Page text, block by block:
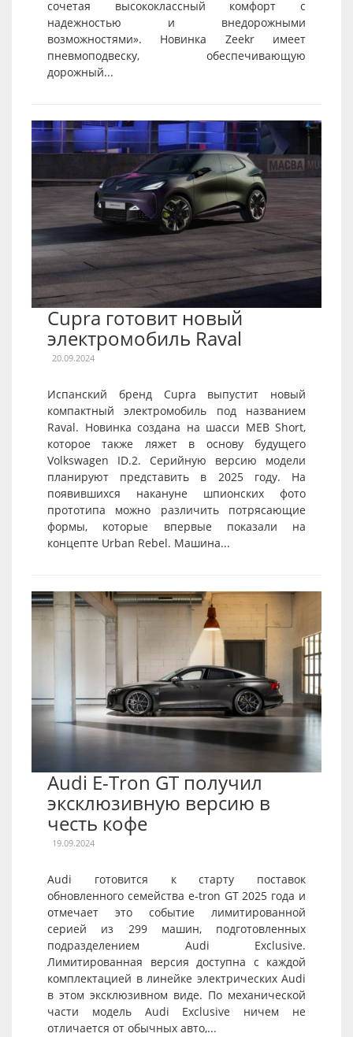
сочетая высококлассный комфорт с
надежностью и внедорожными
возможностями». Новинка Zeekr имеет
пневмоподвеску, обеспечивающую
дорожный...
Cupra готовит новый
электромобиль Raval
20.09.2024
Испанский бренд Cupra выпустит новый
компактный электромобиль под названием
Raval. Новинка создана на шасси MEB Short,
которое также ляжет в основу будущего
Volkswagen ID.2. Серийную версию модели
планируют представить в 2025 году. На
появившихся накануне шпионских фото
прототипа можно различить потрясающие
формы, которые впервые показали на
концепте Urban Rebel. Машина...
Audi E-Tron GT получил
эксклюзивную версию в
честь кофе
19.09.2024
Audi готовится к старту поставок
обновленного семейства e-tron GT 2025 года и
отмечает это событие лимитированной
серией из 299 машин, подготовленных
подразделением Audi Exclusive.
Лимитированная версия доступна с каждой
комплектацией в линейке электрических Audi
в этом эксклюзивном виде. По механической
части модель Audi Exclusive ничем не
отличается от обычных авто,...